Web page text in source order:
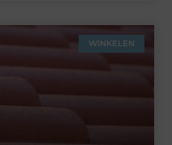
WINKELEN